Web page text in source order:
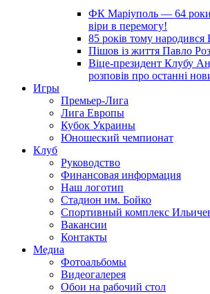
ФК Маріуполь — 64 роки
віри в перемогу!
85 років тому
Пішов із життя Павло
Віце-президент Клубу
розповів про останні
Игры
Премьер-Лига
Лига Европы
Кубок Украины
Юношеский чемпионат
Клуб
Руководство
Финансовая информация
Наш логотип
Стадион им. Бойко
Спортивный комплекс
Вакансии
Контакты
Медиа
Фотоальбомы
Видеогалерея
Обои на рабочий стол